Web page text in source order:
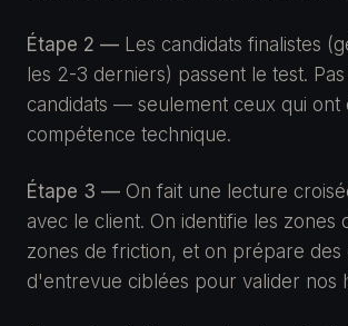
Étape 2 — Les candidats finalistes
les 2-3 derniers) passent le test.
candidats — seulement ceux qui ont
compétence technique.
Étape 3 — On fait une lecture
avec le client. On identifie les zones
zones de friction, et on prépare des
d'entrevue ciblées pour valider nos